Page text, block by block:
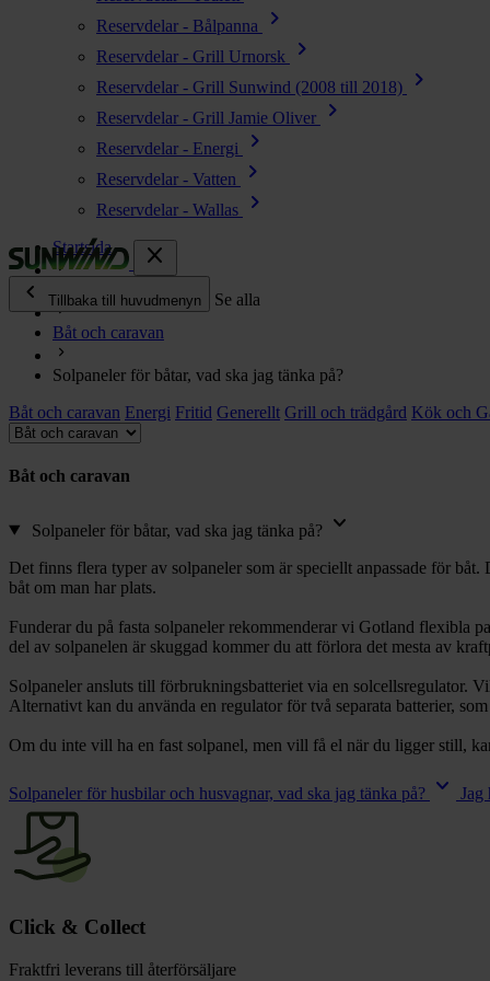
Reservdelar - Bålpanna chevron_right
Reservdelar - Grill Urnorsk chevron_right
Reservdelar - Grill Sunwind (2008 till 2018) chevron_right
Reservdelar - Grill Jamie Oliver chevron_right
Reservdelar - Energi chevron_right
Reservdelar - Vatten chevron_right
Reservdelar - Wallas
chevron_right
close
chevron_left
Tillbaka till huvudmenyn Se alla
Energi chevron_right
chevron_right
Värme chevron_right
chevron_right
Grill & Fritid chevron_right
Reservdelar chevron_right
Startsida
Båt och caravan
Solpaneler för båtar, vad ska jag tänka på?
Båt och caravan Energi Fritid Generellt Grill och trädgård Kök och
Båt och caravan
Solpaneler för båtar, vad ska jag tänka på? keyboard_arrow_down
Det finns flera typer av solpaneler som är speciellt anpassade för
båt om man har plats.
Funderar du på fasta solpaneler rekommenderar vi Gotland flexibla
del av solpanelen är skuggad kommer du att förlora det mesta av
Solpaneler ansluts till förbrukningsbatteriet via en solcellsregulator.
Alternativt kan du använda en regulator för två separata batterier,
Om du inte vill ha en fast solpanel, men vill få el när du ligger still,
Solpaneler för husbilar och husvagnar, vad ska jag tänka på? keyboard_arrow_down Jag
Click & Collect
Fraktfri leverans till återförsäljare